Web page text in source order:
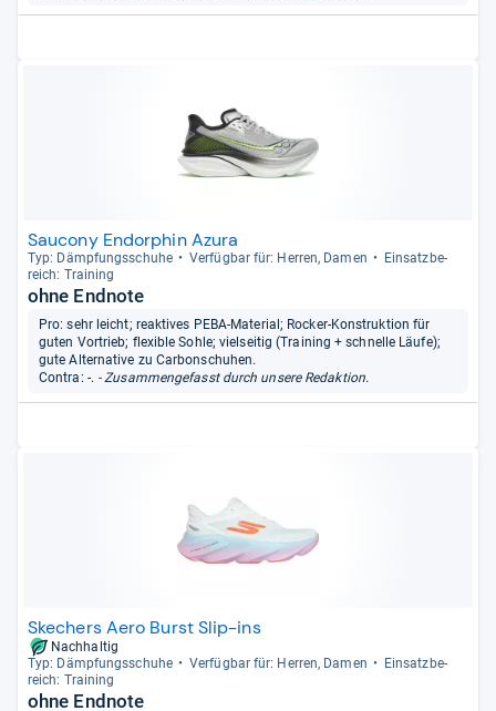
Saucony Endorphin Azura
Typ: Dämp­fungs­schuhe Ver­füg­bar für: Her­ren, Damen
Ein­satz­be­
reich: Trai­ning
ohne Endnote
Pro: sehr leicht; reaktives PEBA-Material; Rocker-Konstruktion für
guten Vortrieb; flexible Sohle; vielseitig (Training + schnelle Läufe);
gute Alternative zu Carbonschuhen.
Contra: -. - Zusammengefasst durch unsere Redaktion.
Skechers Aero Burst Slip-ins
Nachhaltig
Typ: Dämp­fungs­schuhe
Ver­füg­bar für: Her­ren, Damen
Ein­satz­be­
reich: Trai­ning
ohne Endnote